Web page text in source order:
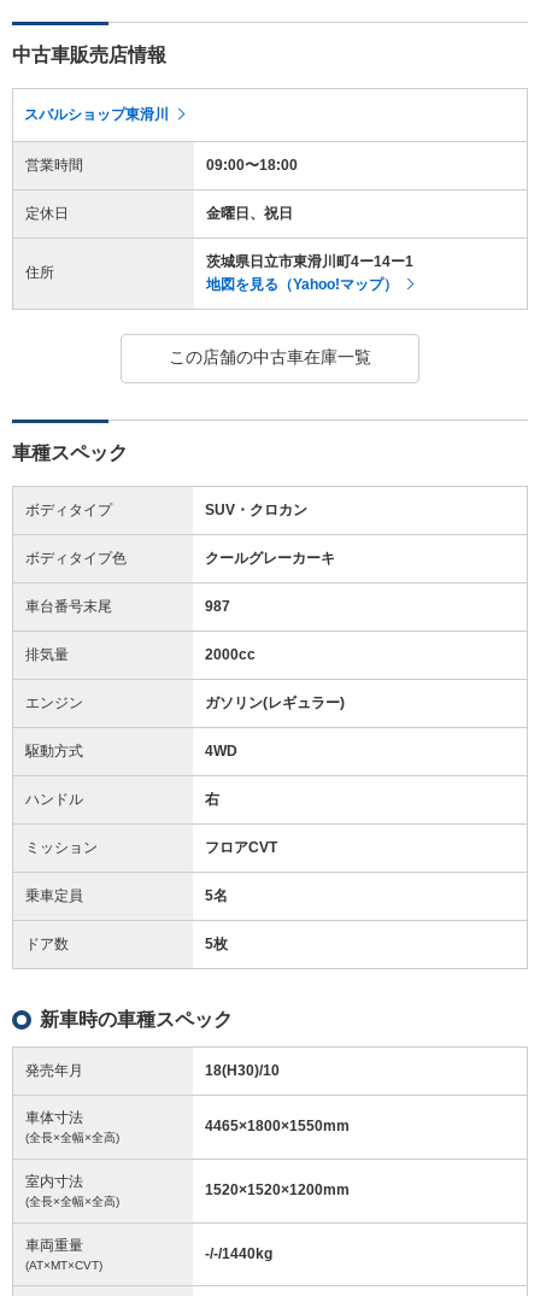
中古車販売店情報
スバルショップ東滑川
営業時間 09:00〜18:00
定休日 金曜日、祝日
住所
茨城県日立市東滑川町4ー14ー1
地図を見る（Yahoo!マップ）
この店舗の中古車在庫一覧
車種スペック
ボディタイプ SUV・クロカン
ボディタイプ色 クールグレーカーキ
車台番号末尾 987
排気量 2000cc
エンジン ガソリン(レギュラー)
駆動方式 4WD
ハンドル 右
ミッション フロアCVT
乗車定員 5名
ドア数 5枚
新車時の車種スペック
発売年月 18(H30)/10
車体寸法
(全長×全幅×全高)
4465×1800×1550mm
室内寸法
(全長×全幅×全高)
1520×1520×1200mm
車両重量
(AT×MT×CVT)
-/-/1440kg